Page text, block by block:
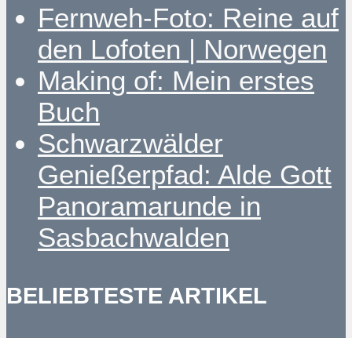
Fernweh-Foto: Reine auf
den Lofoten | Norwegen
Making of: Mein erstes
Buch
Schwarzwälder
Genießerpfad: Alde Gott
Panoramarunde in
Sasbachwalden
BELIEBTESTE ARTIKEL